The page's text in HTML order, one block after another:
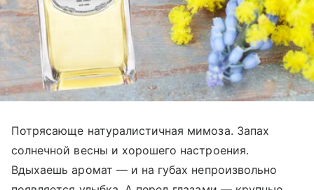
Потрясающе натуралистичная мимоза. Запах
солнечной весны и хорошего настроения.
Вдыхаешь аромат —и на губах непроизвольно